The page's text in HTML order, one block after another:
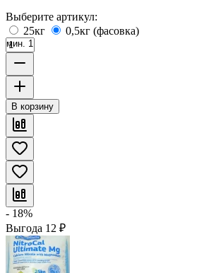
Выберите артикул:
25кг
0,5кг (фасовка)
мин. 1
В корзину
- 18%
Выгода 12 ₽